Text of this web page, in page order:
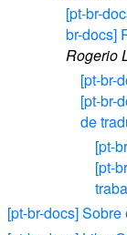
[pt-br-
br-docs]
Rogerio
[pt-br-
[pt-br-
de
[pt-
[pt-
[pt-br-docs]